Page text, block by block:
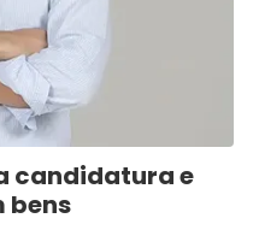
candidatura e
bens